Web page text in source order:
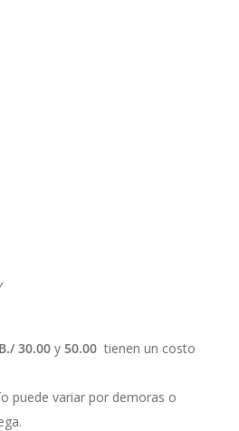
B./ 30.00 y50.00 tienen un costo
puede variar por demoras o